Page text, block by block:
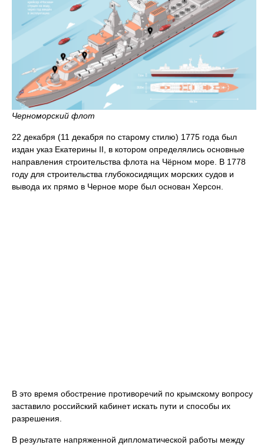
Черноморский флот
22 декабря (11 декабря по старому стилю) 1775 года был
издан указ Екатерины II, в котором определялись основные
направления строительства флота на Чёрном море. В 1778
году для строительства глубокосидящих морских судов и
вывода их прямо в Черное море был основан Херсон.
В это время обострение противоречий по крымскому вопросу
заставило российский кабинет искать пути и способы их
разрешения.
В результате напряженной дипломатической работы между